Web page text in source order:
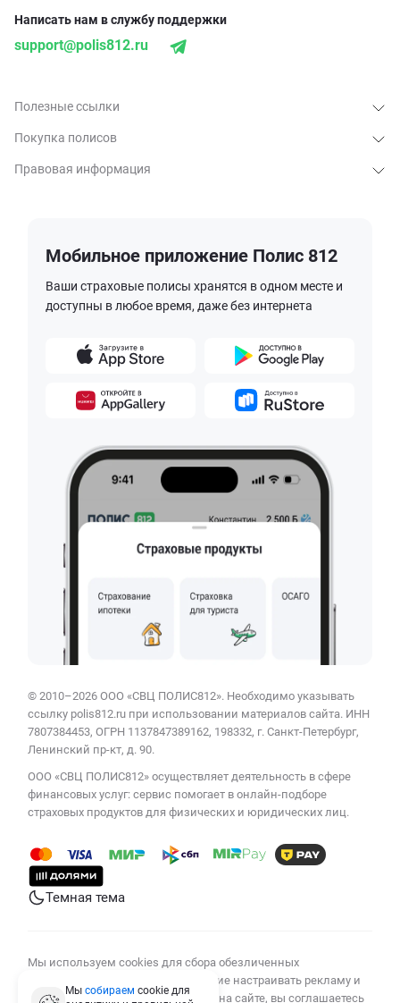
Полезные ссылки
Покупка полисов
Правовая информация
Написать нам в службу поддержки
support@polis812.ru
Мобильное приложение Полис 812
Ваши страховые полисы хранятся в одном месте и
доступны в любое время, даже без интернета
© 2010–2026 ООО «СВЦ ПОЛИС812». Необходимо указывать
ссылку polis812.ru при использовании материалов сайта. ИНН
7807384453, ОГРН 1137847389162, 198332, г. Санкт-Петербург,
Ленинский пр-кт, д. 90.
ООО «СВЦ ПОЛИС812» осуществляет деятельность в сфере
финансовых услуг: сервис помогает в онлайн-подборе
страховых продуктов для физических и юридических лиц.
Темная тема
Мы используем cookies для сбора обезличенных
персональных данных, помогающие настраивать рекламу и
анализировать трафик. Оставаясь на сайте, вы соглашаетесь
Мы собираем cookie для